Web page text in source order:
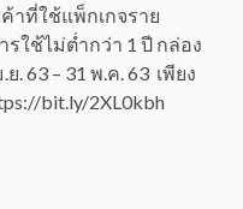
าที่ใช้แพ็กเกจราย
ใช้ไม่ต่ำกว่า 1 ปี กล่อง
. 63 – 31 พ.ค. 63 เพียง
bit.ly/2XL0kbh